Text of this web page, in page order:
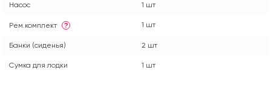
Насос 1 шт
Рем.комплект ? 1 шт
Банки (сиденья) 2 шт
Сумка для лодки 1 шт